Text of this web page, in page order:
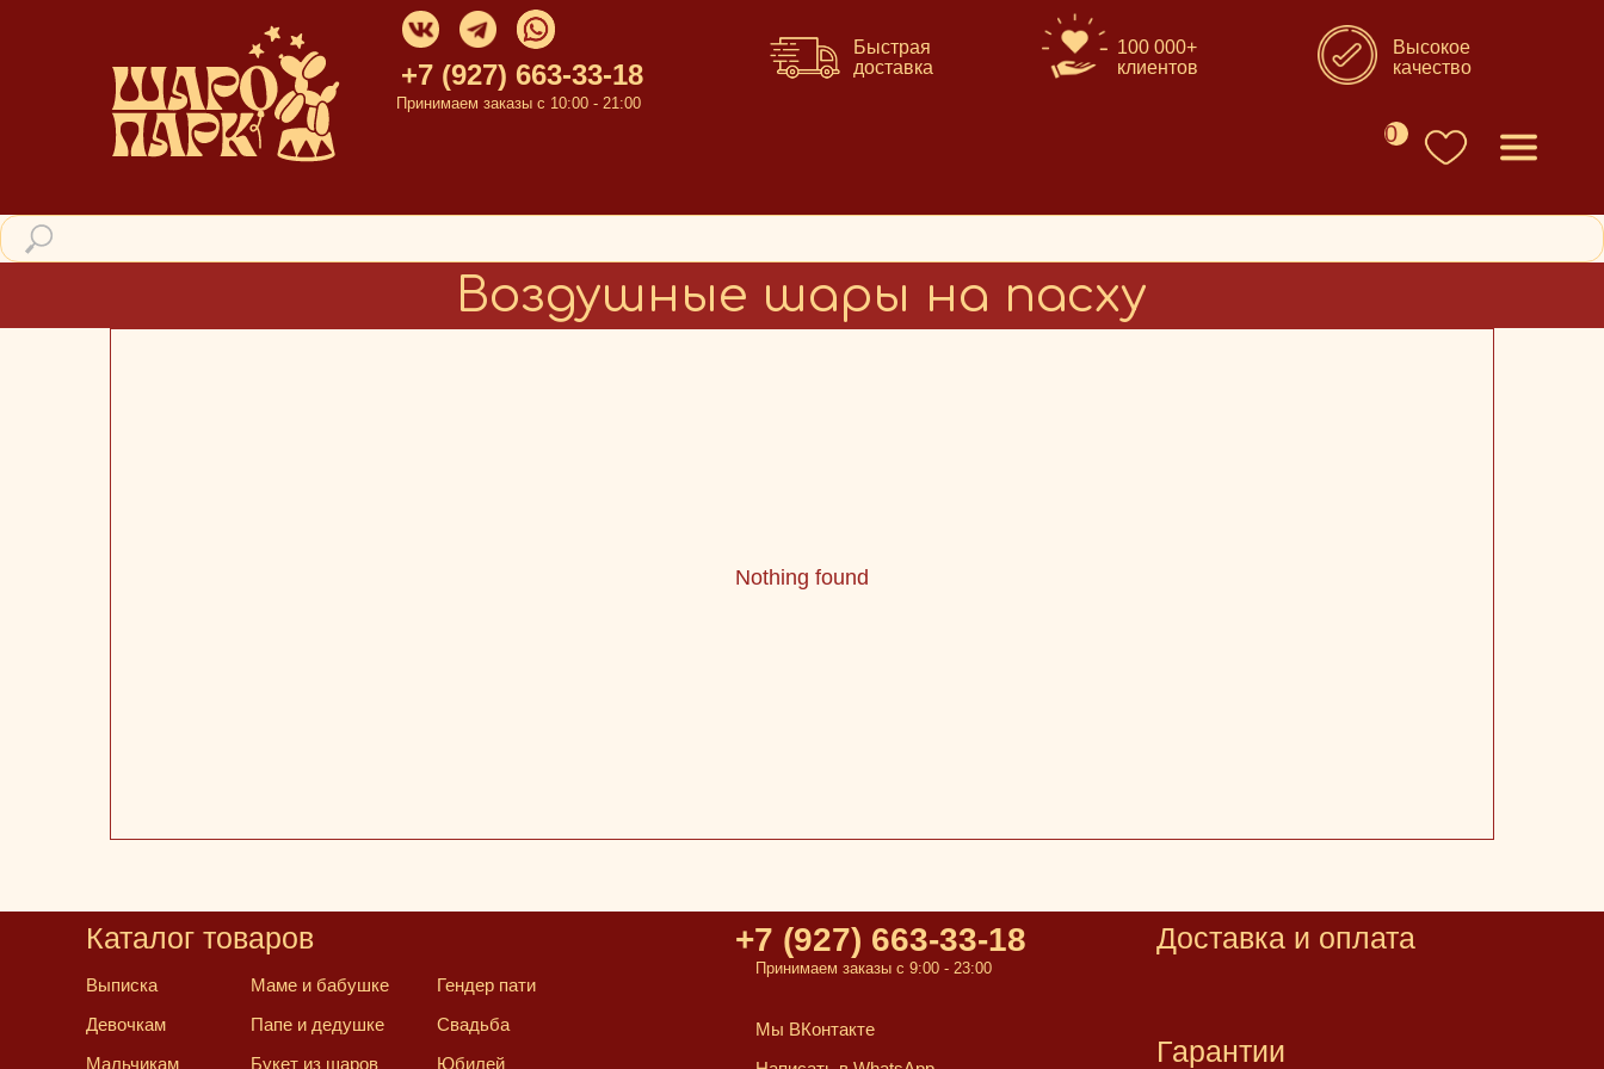
Принимаем заказы с 10:00 - 21:00
+7 (927) 663-33-18
Быстрая
доставка
100 000+
клиентов
Высокое
качество
0
Воздушные шары на пасху
Nothing found
+7 (927) 663-33-18
Принимаем заказы с 9:00 - 23:00
Мы ВКонтакте
Выписка
Гендер пати
Свадьба
Юбилей
Маме и бабушке
Букет из шаров
Папе и дедушке
Мальчикам
Девочкам
Каталог товаров Доставка и оплата
Гарантии